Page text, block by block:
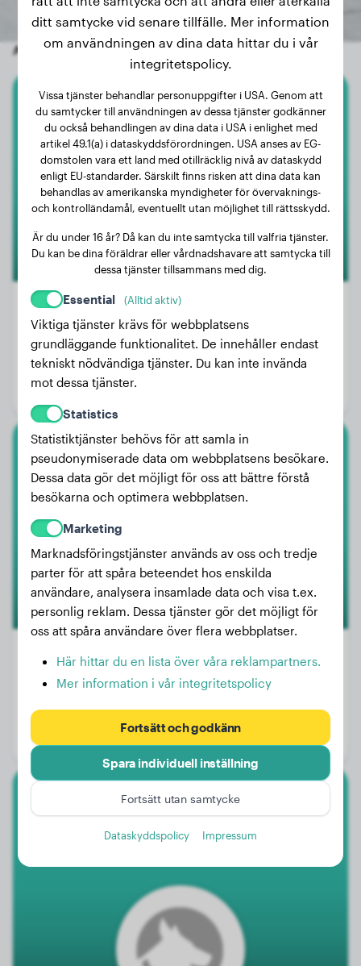
Andra slumpmässiga hundar
Tax
Helga
Vikt:
3 kg
Ålder:
1 år, 8 månader
Fransk Bulldog
JackAss
1
Ålder:
4 år, 9 månader
Kön:
Hanhund
Tervueren
Aslan
ditt samtycke vid senare tillfälle. Mer information
om användningen av dina data hittar du i vår
integritetspolicy.
Vissa tjänster behandlar personuppgifter i USA. Genom att
du samtycker till användningen av dessa tjänster godkänner
du också behandlingen av dina data i USA i enlighet med
artikel 49.1(a) i dataskyddsförordningen. USA anses av EG-
domstolen vara ett land med otillräcklig nivå av dataskydd
enligt EU-standarder. Särskilt finns risken att dina data kan
behandlas av amerikanska myndigheter för övervaknings-
och kontrolländamål, eventuellt utan möjlighet till rättsskydd.
Är du under 16 år? Då kan du inte samtycka till valfria tjänster.
Du kan be dina föräldrar eller vårdnadshavare att samtycka till
dessa tjänster tillsammans med dig.
Essential (Alltid aktiv)
Viktiga tjänster krävs för webbplatsens
grundläggande funktionalitet. De innehåller endast
tekniskt nödvändiga tjänster. Du kan inte invända
mot dessa tjänster.
Statistics
Statistiktjänster behövs för att samla in
pseudonymiserade data om webbplatsens besökare.
Dessa data gör det möjligt för oss att bättre förstå
besökarna och optimera webbplatsen.
Marketing
Marknadsföringstjänster används av oss och tredje
parter för att spåra beteendet hos enskilda
användare, analysera insamlade data och visa t.ex.
personlig reklam. Dessa tjänster gör det möjligt för
oss att spåra användare över flera webbplatser.
Här hittar du en lista över våra reklampartners.
Mer information i vår integritetspolicy
Fortsätt och godkänn
Spara individuell inställning
Fortsätt utan samtycke
Dataskyddspolicy Impressum